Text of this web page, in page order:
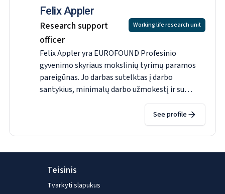
minimaliuoju darbo užmokesčiu, kolektyvinėmis
derybomis dėl darbo užmokesčio ir vyrų ir
moterų darbo užmokesčio skaidrumu. Prieš
pradėdama dirbti EUROFOUND 2009 m., ji dirbo
darbo rinkų ir regioninės ekonomikos tyrėja
"Joanneum Research" Austrijoje. Ji įgijo
ekonomikos magistro laipsnį ir socialinių
mokslų ir ekonomikos daktaro laipsnį, studijavo
ekonomiką Grace, Vienoje ir Jönköpinge.
Felix Appler
Research support
officer
Working life research unit
Felix Appler yra EUROFOUND Profesinio
gyvenimo skyriaus mokslinių tyrimų paramos
pareigūnas. Jo darbas sutelktas į darbo
santykius, minimalų darbo užmokestį ir su
šiomis temomis susijusių duomenų bazių
kūrimą. Anksčiau jis dirbo Vokietijos federalinėje
statistikos tarnyboje (Destatis) ir Pasaulio
banke Rytų Afrikoje, atlikdamas namų ūkių
apklausas ir tyrimus apie darbo rinkas ir skurdą.
Bonos universitete.
See profile
Teisinis
Tvarkyti slapukus